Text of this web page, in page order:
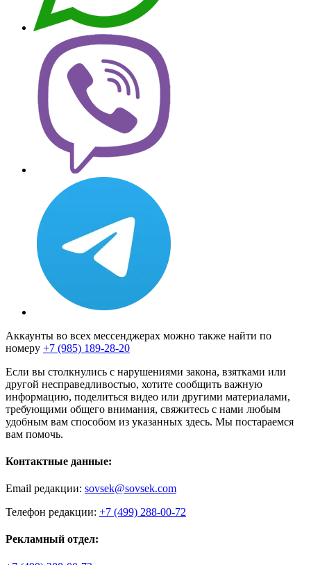
Аккаунты во всех мессенджерах можно также найти по
номеру +7 (985) 189-28-20
Если вы столкнулись с нарушениями закона, взятками или
другой несправедливостью, хотите сообщить важную
информацию, поделиться видео или другими материалами,
требующими общего внимания, свяжитесь с нами любым
удобным вам способом из указанных здесь. Мы постараемся
вам помочь.
Контактные данные:
Email редакции: sovsek@sovsek.com
Телефон редакции: +7 (499) 288-00-72
Рекламный отдел: